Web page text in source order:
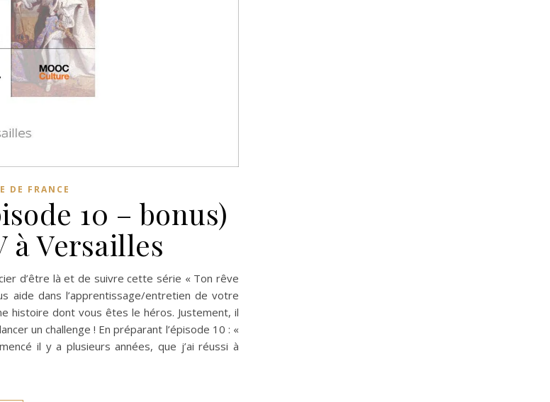
DE FRANCE
10 – bonus)
à Versailles
d’être là et de suivre cette série « Ton rêve
aide dans l’apprentissage/entretien de votre
histoire dont vous êtes le héros. Justement, il
un challenge ! En préparant l’épisode 10 : «
il y a plusieurs années, que j’ai réussi à